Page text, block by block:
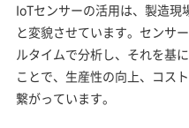
IoTセンサーの活用は、製造現
と変貌させています。センサ
ルタイムで分析し、それを基
ことで、生産性の向上、コス
繋がっています。